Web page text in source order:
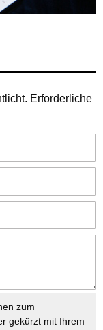
Erforderliche
zum
gekürzt mit Ihrem